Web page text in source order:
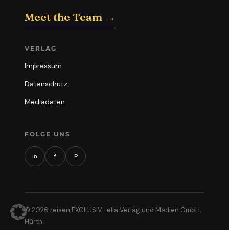
Meet the Team →
VERLAG
Impressum
Datenschutz
Mediadaten
FOLGE UNS
in f P
© 2026 reisen EXCLUSIV · ella Verlag und Medien GmbH,
Hürth